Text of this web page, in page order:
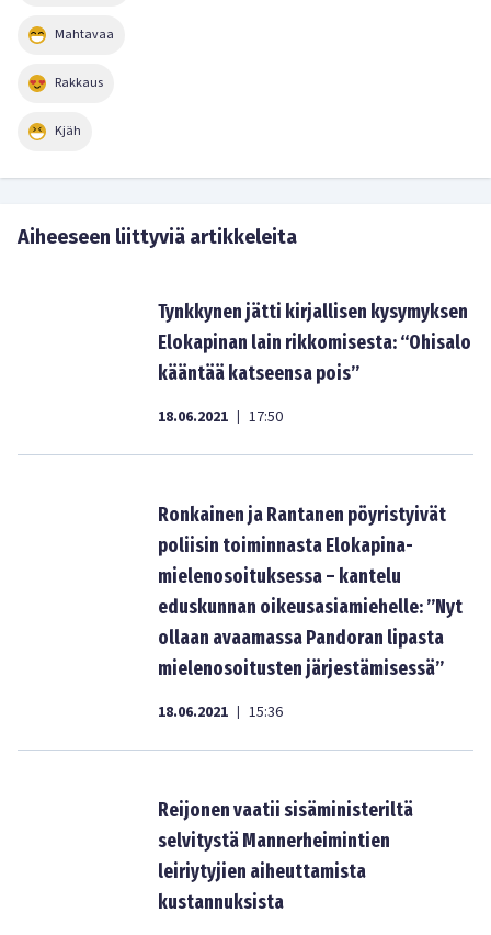
Mahtavaa
Rakkaus
Kjäh
Aiheeseen liittyviä artikkeleita
Tynkkynen jätti kirjallisen kysymyksen
Elokapinan lain rikkomisesta: “Ohisalo
kääntää katseensa pois”
18.06.2021 | 17:50
Ronkainen ja Rantanen pöyristyivät
poliisin toiminnasta Elokapina-
mielenosoituksessa – kantelu
eduskunnan oikeusasiamiehelle: ”Nyt
ollaan avaamassa Pandoran lipasta
mielenosoitusten järjestämisessä”
18.06.2021 | 15:36
Reijonen vaatii sisäministeriltä
selvitystä Mannerheimintien
leiriytyjien aiheuttamista
kustannuksista